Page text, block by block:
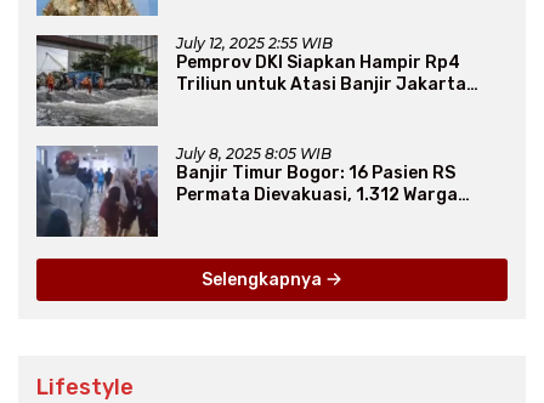
July 12, 2025 2:55 WIB
Pemprov DKI Siapkan Hampir Rp4
Triliun untuk Atasi Banjir Jakarta
July 8, 2025 8:05 WIB
Banjir Timur Bogor: 16 Pasien RS
Permata Dievakuasi, 1.312 Warga
Selengkapnya
Lifestyle